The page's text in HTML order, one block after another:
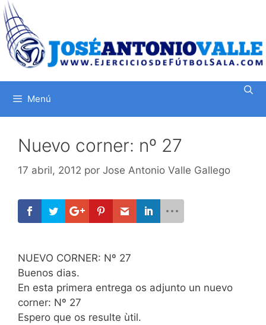
Saltar
al
contenido
Menú
Nuevo corner: nº 27
17 abril, 2012 por Jose Antonio Valle Gallego
NUEVO CORNER: Nº 27
Buenos dias.
En esta primera entrega os adjunto un nuevo
corner: Nº 27
Espero que os resulte ùtil.